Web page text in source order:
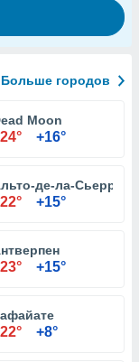
Больше городов
Moon
+16°
де-ла-Сьерра
+15°
+15°
+8°